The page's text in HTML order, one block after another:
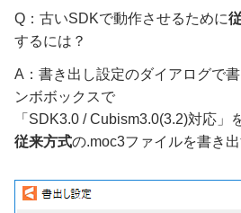
Q：古いSDKで動作させるために
するには？
A：書き出し設定のダイアログで
ンボボックスで
「SDK3.0 / Cubism3.0(3.2)対応」
従来方式の.moc3ファイルを書き